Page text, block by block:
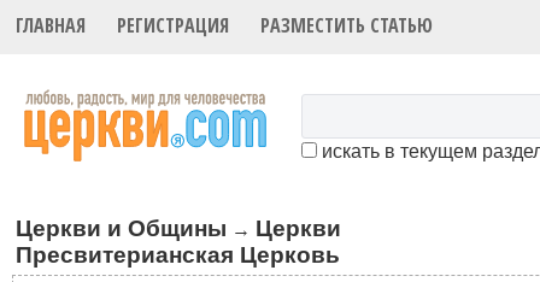
ГЛАВНАЯ РЕГИСТРАЦИЯ РАЗМЕСТИТЬ СТАТЬЮ
искать в текущем
Церкви и Общины → Церкви
Пресвитерианская Церковь